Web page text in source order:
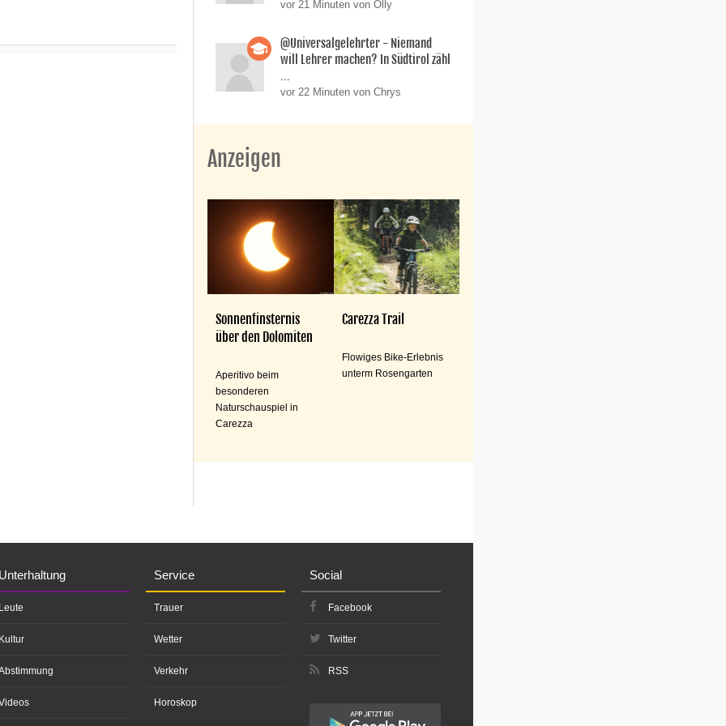
vor 21 Minuten von Olly
@Universalgelehrter - Niemand
will Lehrer machen? In Südtirol zähl
...
vor 22 Minuten von Chrys
Anzeigen
Sonnenfinsternis
über den Dolomiten
Aperitivo beim
besonderen
Naturschauspiel in
Carezza
Carezza Trail
Flowiges Bike-Erlebnis
unterm Rosengarten
Unterhaltung
Leute
Kultur
Service
Trauer
Wetter
Verkehr
Horoskop
Social
Facebook
Twitter
RSS